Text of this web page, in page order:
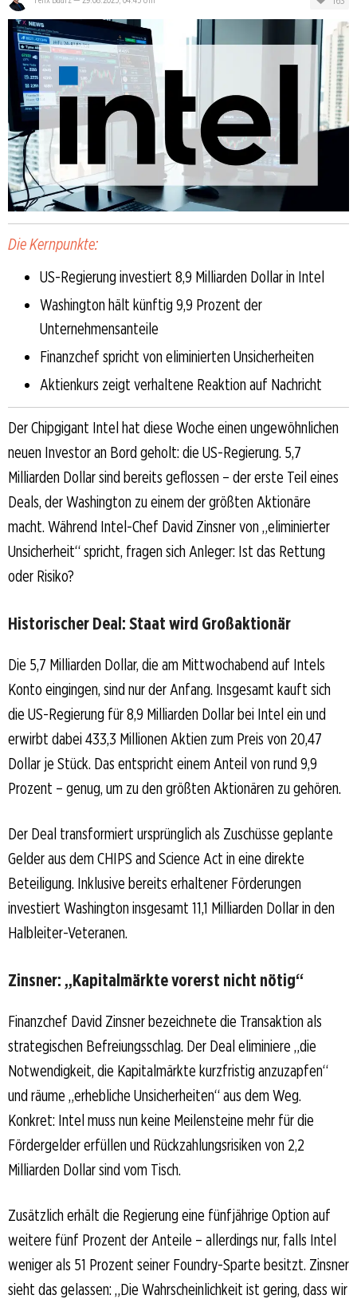
Die Kernpunkte:
US-Regierung investiert 8,9 Milliarden Dollar in Intel
Washington hält künftig 9,9 Prozent der
Unternehmensanteile
Finanzchef spricht von eliminierten Unsicherheiten
Aktienkurs zeigt verhaltene Reaktion auf Nachricht
Der Chipgigant Intel hat diese Woche einen ungewöhnlichen
neuen Investor an Bord geholt: die US-Regierung. 5,7
Milliarden Dollar sind bereits geflossen – der erste Teil eines
Deals, der Washington zu einem der größten Aktionäre
macht. Während Intel-Chef David Zinsner von „eliminierter
Unsicherheit“ spricht, fragen sich Anleger: Ist das Rettung
oder Risiko?
Historischer Deal: Staat wird Großaktionär
Die 5,7 Milliarden Dollar, die am Mittwochabend auf Intels
Konto eingingen, sind nur der Anfang. Insgesamt kauft sich
die US-Regierung für 8,9 Milliarden Dollar bei Intel ein und
erwirbt dabei 433,3 Millionen Aktien zum Preis von 20,47
Dollar je Stück. Das entspricht einem Anteil von rund 9,9
Prozent – genug, um zu den größten Aktionären zu gehören.
Der Deal transformiert ursprünglich als Zuschüsse geplante
Gelder aus dem CHIPS and Science Act in eine direkte
Beteiligung. Inklusive bereits erhaltener Förderungen
investiert Washington insgesamt 11,1 Milliarden Dollar in den
Halbleiter-Veteranen.
Zinsner: „Kapitalmärkte vorerst nicht nötig“
Finanzchef David Zinsner bezeichnete die Transaktion als
strategischen Befreiungsschlag. Der Deal eliminiere „die
Notwendigkeit, die Kapitalmärkte kurzfristig anzuzapfen“
und räume „erhebliche Unsicherheiten“ aus dem Weg.
Konkret: Intel muss nun keine Meilensteine mehr für die
Fördergelder erfüllen und Rückzahlungsrisiken von 2,2
Milliarden Dollar sind vom Tisch.
Zusätzlich erhält die Regierung eine fünfjährige Option auf
weitere fünf Prozent der Anteile – allerdings nur, falls Intel
weniger als 51 Prozent seiner Foundry-Sparte besitzt. Zinsner
sieht das gelassen: „Die Wahrscheinlichkeit ist gering, dass wir